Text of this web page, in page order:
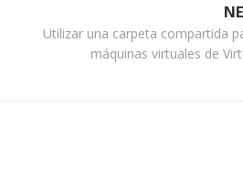
Utilizar una carpeta compartida
máquinas virtuales de